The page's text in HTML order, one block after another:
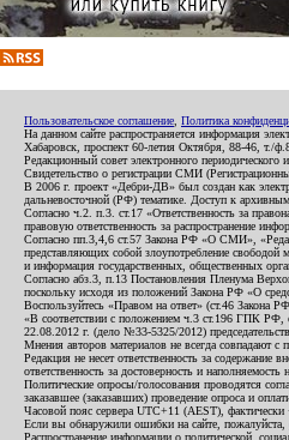
Пользовательское соглашение Политика
На данном сайте распространяется информация
Хабаровск, проспект 60-летия Октября, 88-46, т./
Редакционный совет электронного
Свидетельство о регистрации СМИ
В 2006 г. проект «Дебри-ДВ» был создан как
дальневосточной (РФ) тематике. Доступ к
Согласно ч.2. п.3. ст.17 «Ответственность за
правовую ответственность за распространение
Согласно пп.3,4,6 ст.57 Закона РФ «О СМИ»,
представляющих собой злоупотребление
и информация государственных, общественных
Согласно абз.3, п.13 Постановления Пленума
поскольку исходя из положений Закона РФ «О
Воспользуйтесь «Правом на ответ» (ст.46 Закона
«В соответствии с положением ч.3 ст.196 ГПК РФ,
22.08.2012 г. (дело №33-5325/2012)
Мнения авторов материалов не всегда совпадают с
Редакция не несет ответственность за
ответственность за достоверность и наполняемость
Политические опросы/голосования проводятся
заказавшее (заказавших) проведение опроса и
Часовой пояс сервера UTC+11 (AEST), фактически
Если вы обнаружили ошибки на сайте, пожалуйста,
Распространение информации о политической,